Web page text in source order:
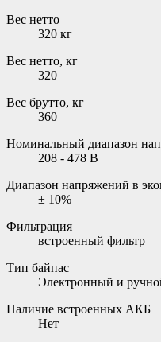
Вес нетто
320 кг
Вес нетто, кг
320
Вес брутто, кг
360
Номинальный диапазон
208 - 478 В
Диапазон напряжений в
± 10%
Фильтрация
встроенный фильтр
Тип байпас
Электронный и
Наличие встроенных АКБ
Нет